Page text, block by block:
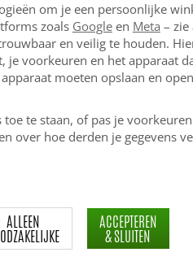
x 170 cm
519 €
om je een persoonlijke
zoals Googleen Meta – zie
en veilig te houden.
voorkeuren en het apparaat
moeten opslaan en
te staan, of pas je
over hoe derden je gegevens
ALLEEN ACCEPTEREN
& SLUITEN